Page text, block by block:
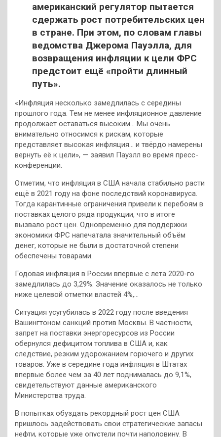
американский регулятор пытается
сдержать рост потребительских цен
в стране. При этом, по словам главы
ведомства Джерома Пауэлла, для
возвращения инфляции к цели ФРС
предстоит ещё «пройти длинный
путь».
«Инфляция несколько замедлилась с середины
прошлого года. Тем не менее инфляционное давление
продолжает оставаться высоким… Мы очень
внимательно относимся к рискам, которые
представляет высокая инфляция… и твёрдо намерены
вернуть её к цели», — заявил Пауэлл во время пресс-
конференции.
Отметим, что инфляция в США начала стабильно расти
ещё в 2021 году на фоне последствий коронавируса.
Тогда карантинные ограничения привели к перебоям в
поставках целого ряда продукции, что в итоге
вызвало рост цен. Одновременно для поддержки
экономики ФРС напечатала значительный объём
денег, которые не были в достаточной степени
обеспечены товарами.
Годовая инфляция в России впервые с лета 2020-го
замедлилась до 3,29%. Значение оказалось не только
ниже целевой отметки властей 4%,…
Ситуация усугубилась в 2022 году после введения
Вашингтоном санкций против Москвы. В частности,
запрет на поставки энергоресурсов из России
обернулся дефицитом топлива в США и, как
следствие, резким удорожанием горючего и других
товаров. Уже в середине года инфляция в Штатах
впервые более чем за 40 лет поднималась до 9,1%,
свидетельствуют данные американского
Министерства труда.
В попытках обуздать рекордный рост цен США
пришлось задействовать свои стратегические запасы
нефти, которые уже опустели почти наполовину. В